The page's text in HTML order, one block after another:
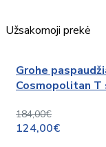
Užsakomoji prekė
Grohe
Cosmopolitan T
184,00€
124,00€